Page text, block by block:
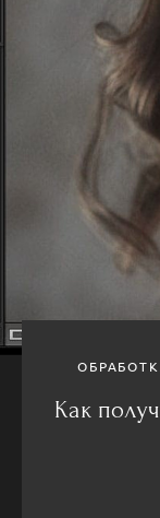
Как